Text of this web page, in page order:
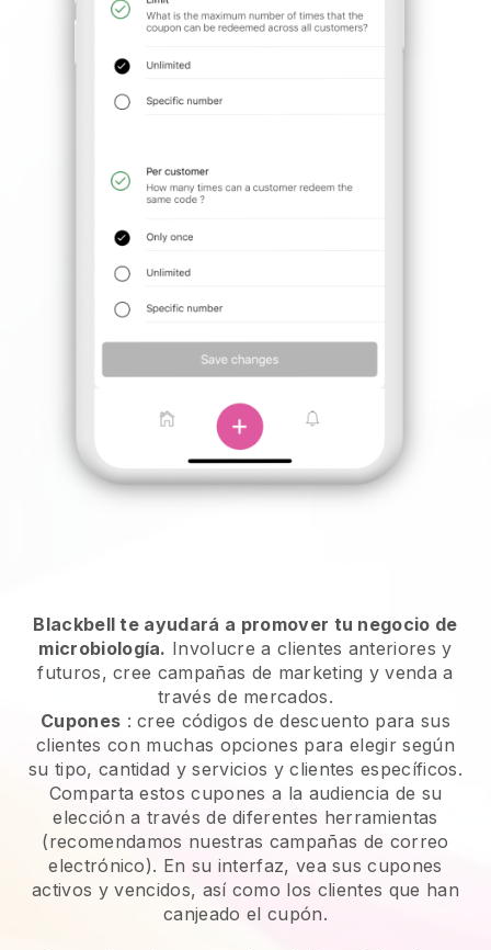
Blackbell te ayudará a promover tu negocio de
microbiología. Involucre a clientes anteriores y
futuros, cree campañas de marketing y venda a
través de mercados.
Cupones : cree códigos de descuento para sus
clientes con muchas opciones para elegir según
su tipo, cantidad y servicios y clientes específicos.
Comparta estos cupones a la audiencia de su
elección a través de diferentes herramientas
(recomendamos nuestras campañas de correo
electrónico). En su interfaz, vea sus cupones
activos y vencidos, así como los clientes que han
canjeado el cupón.